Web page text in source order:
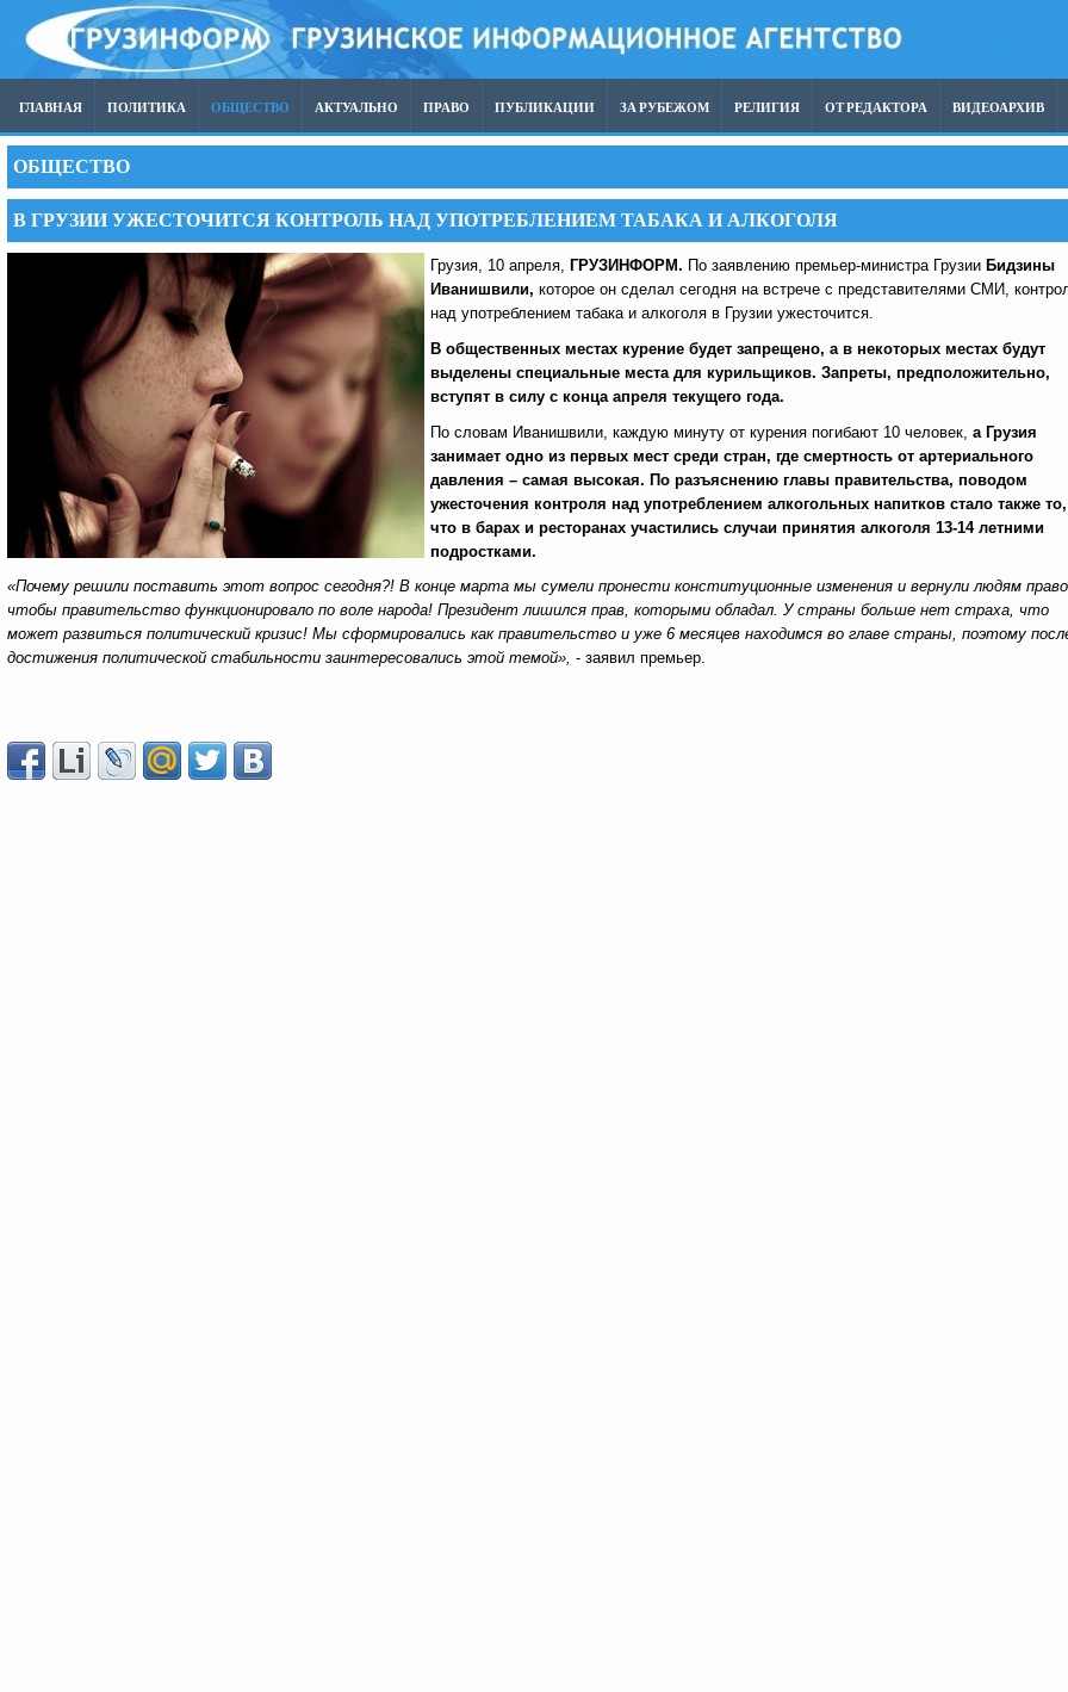
ГЛАВНАЯ ПОЛИТИКА ОБЩЕСТВО АКТУАЛЬНО ПРАВО ПУБЛИКАЦИИ ЗА РУБЕЖОМ РЕЛИГИЯ ОТ РЕДАКТОРА ВИДЕОАРХИВ
ОБЩЕСТВО
В ГРУЗИИ УЖЕСТОЧИТСЯ КОНТРОЛЬ НАД УПОТРЕБЛЕНИЕМ ТАБАКА И АЛКОГОЛЯ
Грузия, 10 апреля, ГРУЗИНФОРМ. По заявлению премьер-министра Грузии Бидзины
Иванишвили, которое он сделал сегодня на встрече с представителями СМИ,
над употреблением табака и алкоголя в Грузии ужесточится.
В общественных местах курение будет запрещено, а в некоторых местах будут
выделены специальные места для курильщиков. Запреты, предположительно,
вступят в силу с конца апреля текущего года.
По словам Иванишвили, каждую минуту от курения погибают 10 человек, а Грузия
занимает одно из первых мест среди стран, где смертность от артериального
давления – самая высокая. По разъяснению главы правительства, поводом
ужесточения контроля над употреблением алкогольных напитков стало также то,
что в барах и ресторанах участились случаи принятия алкоголя 13-14 летними
подростками.
«Почему решили поставить этот вопрос сегодня?! В конце марта мы сумели пронести конституционные изменения и вернули людям
чтобы правительство функционировало по воле народа! Президент лишился прав, которыми обладал. У страны больше нет страха, что
может развиться политический кризис! Мы сформировались как правительство и уже 6 месяцев находимся во главе страны, поэтому
достижения политической стабильности заинтересовались этой темой», - заявил премьер.